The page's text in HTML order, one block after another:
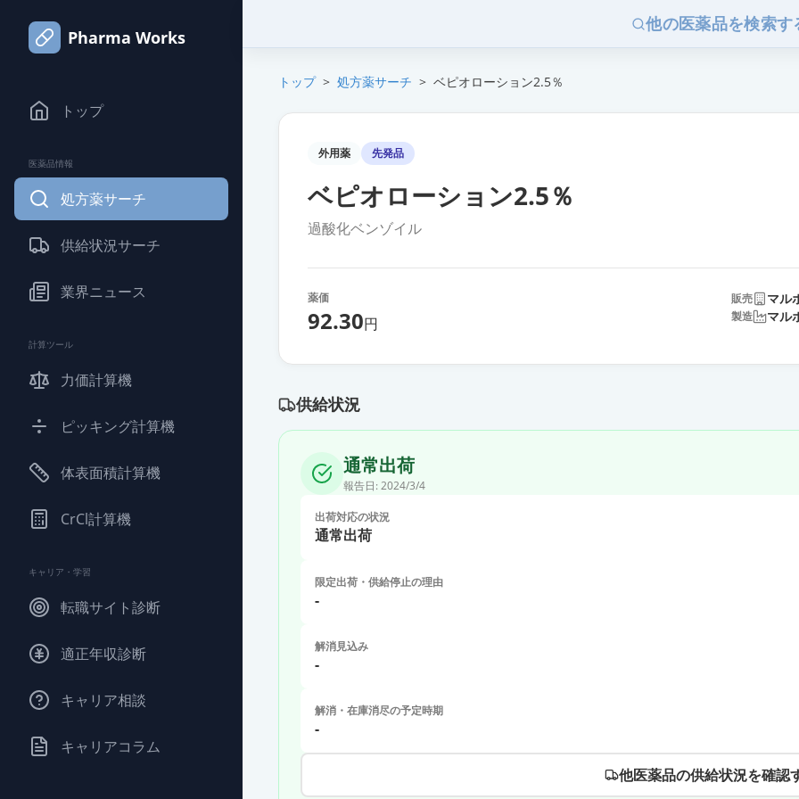
Pharma Works
トップ
医薬品情報
処方薬サーチ
供給状況サーチ
業界ニュース
計算ツール
力価計算機
ピッキング計算機
体表面積計算機
CrCl計算機
キャリア・学習
転職サイト診断
適正年収診断
キャリア相談
キャリアコラム
他の医薬品を検索す
トップ > 処方薬サーチ > ベピオローション2.5％
外用薬 先発品
ベピオローション2.5％
過酸化ベンゾイル
薬価
92.30円
販売 マル
製造 マル
供給状況
通常出荷
報告日: 2024/3/4
出荷対応の状況
通常出荷
限定出荷・供給停止の理由
-
解消見込み
-
解消・在庫消尽の予定時期
-
他医薬品の供給状況を確認